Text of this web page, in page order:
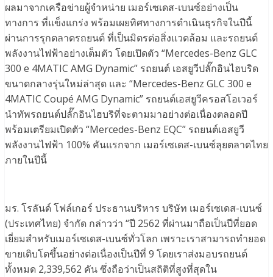
ผลมาจากเครือข่ายผู้จำหน่าย เมอร์เซเดส-เบนซ์อย่างเป็น
ทางการ ที่แข็งแกร่ง พร้อมเผยทิศทางการดำเนินธุรกิจในปีนี้
ผ่านการรุกตลาดรถยนต์ ที่เป็นมิตรต่อสิ่งแวดล้อม และรถยนต์
พลังงานไฟฟ้าอย่างเต็มตัว โดยเปิดตัว “Mercedes-Benz GLC
300 e 4MATIC AMG Dynamic” รถยนต์ เอสยูวีปลั๊กอินไฮบริด
ขนาดกลางรุ่นใหม่ล่าสุด และ “Mercedes-Benz GLC 300 e
4MATIC Coupé AMG Dynamic” รถยนต์เอสยูวีครอสโอเวอร์
นำทัพรถยนต์ปลั๊กอินไฮบริที่จะตามมาอย่างต่อเนื่องตลอดปี
พร้อมเตรียมเปิดตัว “Mercedes-Benz EQC” รถยนต์เอสยูวี
พลังงานไฟฟ้า 100% คันแรกจาก เมอร์เซเดส-เบนซ์ลุยตลาดไทย
ภายในปีนี้
มร. โรลันด์ โฟล์เกอร์ ประธานบริหาร บริษัท เมอร์เซเดส-เบนซ์
(ประเทศไทย) จำกัด กล่าวว่า “ปี 2562 ที่ผ่านมาถือเป็นปีที่ยอด
เยี่ยมสำหรับเมอร์เซเดส-เบนซ์ทั่วโลก เพราะเราสามารถทำยอด
ขายเติบโตขึ้นอย่างต่อเนื่องเป็นปีที่ 9 โดยเราส่งมอบรถยนต์
ทั้งหมด 2,339,562 คัน ซึ่งถือว่าเป็นสถิติที่สูงที่สุดใน